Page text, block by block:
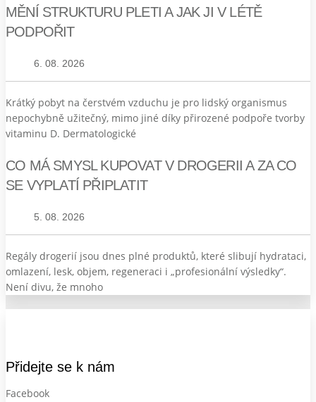
MĚNÍ STRUKTURU PLETI A JAK JI V LÉTĚ
PODPOŘIT
6. 08. 2026
Krátký pobyt na čerstvém vzduchu je pro lidský organismus
nepochybně užitečný, mimo jiné díky přirozené podpoře tvorby
vitaminu D. Dermatologické
CO MÁ SMYSL KUPOVAT V DROGERII A ZA CO
SE VYPLATÍ PŘIPLATIT
5. 08. 2026
Regály drogerií jsou dnes plné produktů, které slibují hydrataci,
omlazení, lesk, objem, regeneraci i „profesionální výsledky“.
Není divu, že mnoho
Přidejte se k nám
Facebook